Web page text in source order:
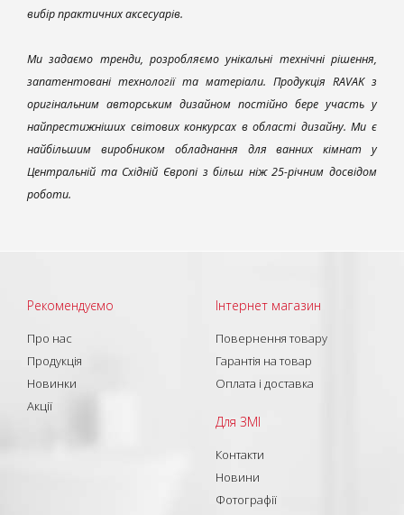
вибір практичних аксесуарів.
Ми задаємо тренди, розробляємо унікальні технічні рішення,
запатентовані технології та матеріали. Продукція RAVAK з
оригінальним авторським дизайном постійно бере участь у
найпрестижніших світових конкурсах в області дизайну. Ми є
найбільшим виробником обладнання для ванних кімнат у
Центральній та Східній Європі з більш ніж 25-річним досвідом
роботи.
Рекомендуємо
Про нас
Продукція
Новинки
Акції
Інтернет магазин
Повернення товару
Гарантія на товар
Оплата і доставка
Для ЗМІ
Контакти
Новини
Фотографії